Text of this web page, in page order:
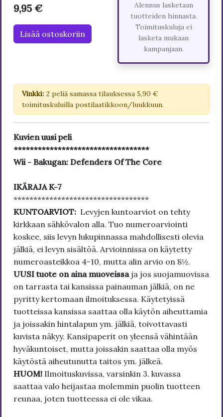
9,95 €
Lisää ostoskoriin
Alennus lasketaan
tuotteiden hinnasta.
Toimituskuluja ei
lasketa mukaan
kampanjaan.
Vinkki: 2 peliä samassa tilauksessa 5,90 €
toimituskuluilla postilaatikkoon/luukkuun.
Kuvien uusi peli
**********************************
Wii - Bakugan: Defenders Of The Core
IKÄRAJA K-7
**********************************
KUNTOARVIOT: Levyjen kuntoarviot on tehty
kirkkaan sähkövalon alla. Tuo numeroarviointi
koskee, siis levyn lukupinnassa mahdollisesti olevia
jälkiä, ei levyn sisältöä. Arvioinnissa on käytetty
numeroasteikkoa 4-10, mutta alin arvio on 8½.
UUSI tuote on aina muoveissa ja jos suojamuovissa
on tarrasta tai kansissa painauman jälkiä, on ne
pyritty kertomaan ilmoituksessa. Käytetyissä
tuotteissa kansissa saattaa olla käytön aiheuttamia
ja joissakin hintalapun ym. jälkiä, toivottavasti
kuvista näkyy. Kansipaperit on yleensä vähintään
hyväkuntoiset, mutta joissakin saattaa olla myös
käytöstä aiheutunutta taitos ym. jälkeä.
HUOM! Ilmoituskuvissa, varsinkin 3. kuvassa
saattaa valo heijastaa molemmin puolin tuotteen
reunaa, joten tuotteessa ei ole vikaa.